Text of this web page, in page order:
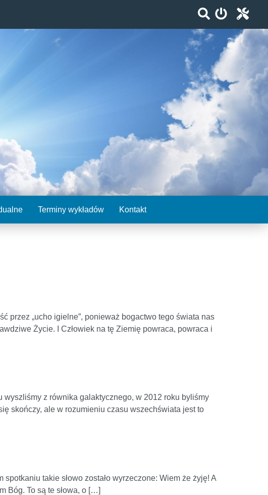
Terminy wykładów Kontakt
przez „ucho igielne”, ponieważ bogactwo tego świata nas
Życie. I Człowiek na tę Ziemię powraca, powraca i
z równika galaktycznego, w 2012 roku byliśmy
skończy, ale w rozumieniu czasu wszechświata jest to
takie słowo zostało wyrzeczone: Wiem że żyję! A
Bóg. To są te słowa, o […]